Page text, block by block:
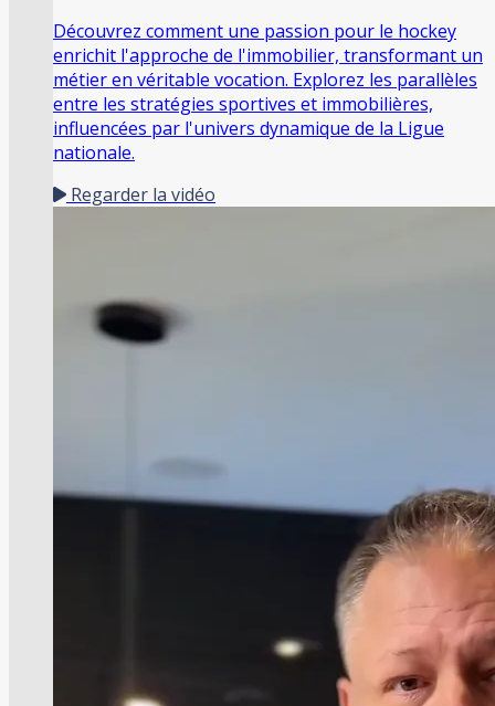
Découvrez comment une passion pour le hockey
enrichit l'approche de l'immobilier, transformant un
métier en véritable vocation. Explorez les parallèles
entre les stratégies sportives et immobilières,
influencées par l'univers dynamique de la Ligue
nationale.
Regarder la vidéo